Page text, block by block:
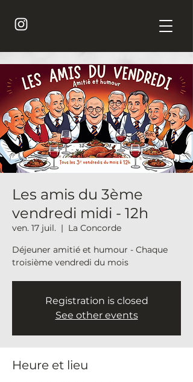
Les amis du 3ème
vendredi midi - 12h
ven. 17 juil.
  |
La Concorde
Déjeuner amitié et humour - Chaque
troisième vendredi du mois
Registration is closed
See other events
Heure et lieu